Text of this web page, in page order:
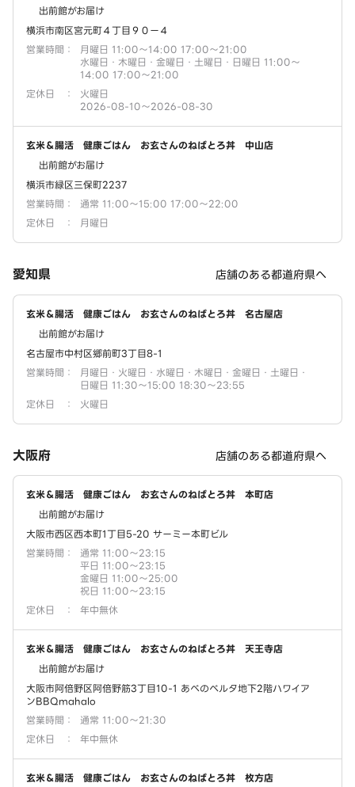
出前館がお届け
横浜市南区宮元町４丁目９０ー４
営業時間 ：
月曜日 11:00～14:00 17:00～21:00
水曜日・木曜日・金曜日・土曜日・日曜日 11:00～
14:00 17:00～21:00
定休日
：
火曜日
2026-08-10～2026-08-30
玄米＆腸活 健康ごはん お玄さんのねばとろ丼 中山店
出前館がお届け
横浜市緑区三保町2237
営業時間 ：
通常 11:00～15:00 17:00～22:00
定休日
： 月曜日
愛知県 店舗のある都道府県へ
玄米＆腸活 健康ごはん お玄さんのねばとろ丼 名古屋店
出前館がお届け
名古屋市中村区郷前町3丁目8-1
営業時間 ：
月曜日・火曜日・水曜日・木曜日・金曜日・土曜日・
日曜日 11:30～15:00 18:30～23:55
定休日
： 火曜日
大阪府 店舗のある都道府県へ
玄米＆腸活 健康ごはん お玄さんのねばとろ丼 本町店
出前館がお届け
大阪市西区西本町1丁目5-20 サーミー本町ビル
営業時間 ：
通常 11:00～23:15
平日 11:00～23:15
金曜日 11:00～25:00
祝日 11:00～23:15
定休日
： 年中無休
玄米＆腸活 健康ごはん お玄さんのねばとろ丼 天王寺店
出前館がお届け
大阪市阿倍野区阿倍野筋3丁目10-1 あべのベルタ地下2階ハワイア
ンBBQmahalo
営業時間 ：
通常 11:00～21:30
定休日
： 年中無休
玄米＆腸活 健康ごはん お玄さんのねばとろ丼 枚方店